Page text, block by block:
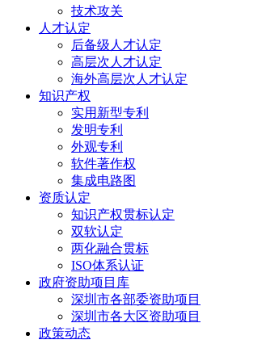
技术攻关
人才认定
后备级人才认定
高层次人才认定
海外高层次人才认定
知识产权
实用新型专利
发明专利
外观专利
软件著作权
集成电路图
资质认定
知识产权贯标认定
双软认定
两化融合贯标
ISO体系认证
政府资助项目库
深圳市各部委资助项目
深圳市各大区资助项目
政策动态